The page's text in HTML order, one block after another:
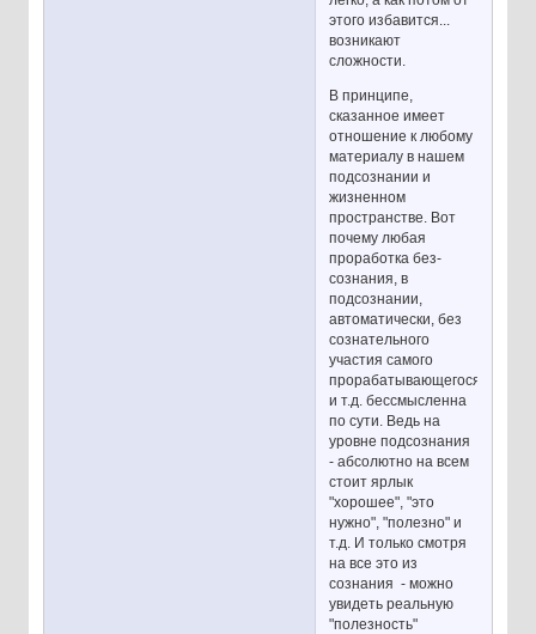
этого избавится...
возникают
сложности.
В принципе,
сказанное имеет
отношение к любому
материалу в нашем
подсознании и
жизненном
пространстве. Вот
почему любая
проработка без-
сознания, в
подсознании,
автоматически, без
сознательного
участия самого
прорабатывающегося
и т.д. бессмысленна
по сути. Ведь на
уровне подсознания
- абсолютно на всем
стоит ярлык
"хорошее", "это
нужно", "полезно" и
т.д. И только смотря
на все это из
сознания - можно
увидеть реальную
"полезность"